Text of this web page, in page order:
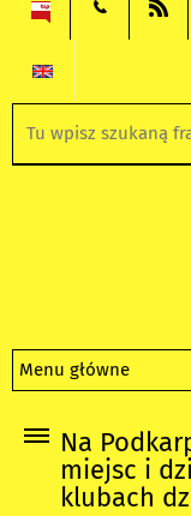
Menu główne
Na
miejsc i
klubach